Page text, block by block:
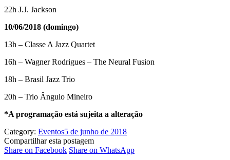
22h J.J. Jackson
10/06/2018 (domingo)
13h – Classe A Jazz Quartet
16h – Wagner Rodrigues – The Neural Fusion
18h – Brasil Jazz Trio
20h – Trio Ângulo Mineiro
*A programação está sujeita a alteração
Category: Eventos5 de junho de 2018
Compartilhar esta postagem
Share on FacebookShare
Share on WhatsAppShare